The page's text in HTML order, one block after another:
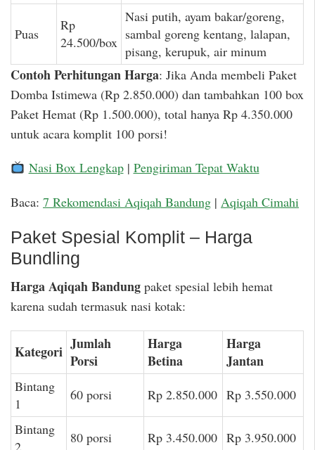
Puas
Rp
24.500/box
Nasi putih, ayam bakar/goreng,
sambal goreng kentang, lalapan,
pisang, kerupuk, air minum
Contoh Perhitungan Harga: Jika Anda membeli Paket
Domba Istimewa (Rp 2.850.000) dan tambahkan 100 box
Paket Hemat (Rp 1.500.000), total hanya Rp 4.350.000
untuk acara komplit 100 porsi!
Nasi Box Lengkap| Pengiriman Tepat Waktu
Baca: 7 Rekomendasi Aqiqah Bandung | Aqiqah Cimahi
Paket Spesial Komplit – Harga
Bundling
Harga Aqiqah Bandung paket spesial lebih hemat
karena sudah termasuk nasi kotak:
Kategori Jumlah
Porsi
Harga
Betina
Harga
Jantan
Bintang
1
60 porsi Rp 2.850.000 Rp 3.550.000
Bintang
2
80 porsi Rp 3.450.000 Rp 3.950.000